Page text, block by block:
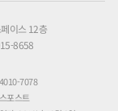
이스 12층
8658
7078
포스트